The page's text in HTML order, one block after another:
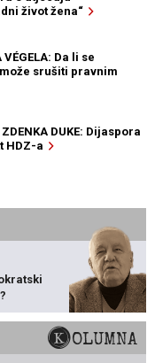
život žena“
VÉGELA: Da li se
srušiti pravnim
ZDENKA DUKE: Dijaspora
HDZ-a
KOLUMNA